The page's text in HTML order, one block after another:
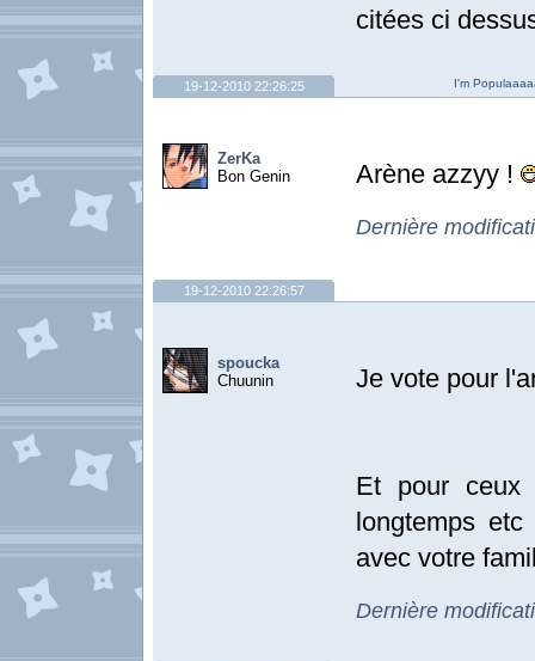
citées ci
I'm
19-12-2010 22:26:25
ZerKa
Bon Genin
Arène azzyy !
Dernière
19-12-2010 22:26:57
spoucka
Chuunin
Je vote pour
Et pour ceux
longtemps
avec votre
Dernière